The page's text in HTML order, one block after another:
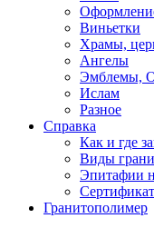
Виньетки
Храмы,
Ангелы
Эмблемы,
Ислам
Разное
Справка
Как и где
Виды
Эпитафии
Гранитополимер